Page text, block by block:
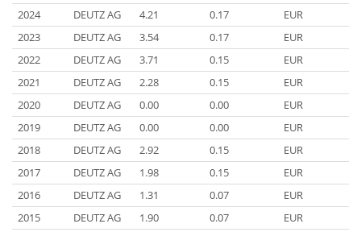
2024
DEUTZ AG 4.21 0.17
EUR
2023
DEUTZ AG 3.54 0.17
EUR
2022
DEUTZ AG 3.71 0.15
EUR
2021
DEUTZ AG 2.28 0.15
EUR
2020
DEUTZ AG 0.00 0.00
EUR
2019
DEUTZ AG 0.00 0.00
EUR
2018
DEUTZ AG 2.92 0.15
EUR
2017
DEUTZ AG 1.98 0.15
EUR
2016
DEUTZ AG 1.31 0.07
EUR
2015
DEUTZ AG 1.90 0.07
EUR